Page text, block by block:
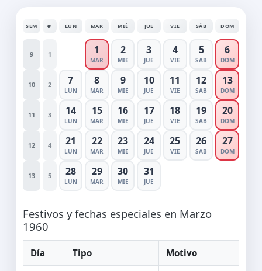
SEM # LUN MAR MIÉ JUE VIE SÁB DOM
9 1 1
MAR
2
MIE
3
JUE
4
VIE
5
SAB
6
DOM
10 2 7
LUN
8
MAR
9
MIE
10
JUE
11
VIE
12
SAB
13
DOM
11 3 14
LUN
15
MAR
16
MIE
17
JUE
18
VIE
19
SAB
20
DOM
12 4 21
LUN
22
MAR
23
MIE
24
JUE
25
VIE
26
SAB
27
DOM
13 5 28
LUN
29
MAR
30
MIE
31
JUE
Festivos y fechas especiales en Marzo
1960
Día Tipo Motivo